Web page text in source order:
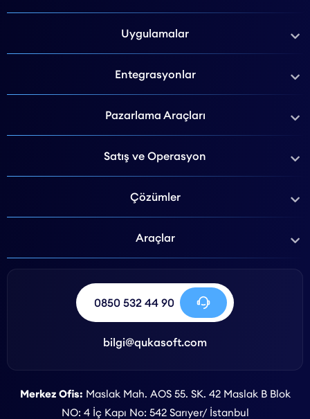
Uygulamalar
Entegrasyonlar
Pazarlama Araçları
Satış ve Operasyon
Çözümler
Araçlar
0850 532 44 90
bilgi@qukasoft.com
Merkez Ofis: Maslak Mah. AOS 55. SK. 42 Maslak B Blok
NO: 4 İç Kapı No: 542 Sarıyer/ İstanbul